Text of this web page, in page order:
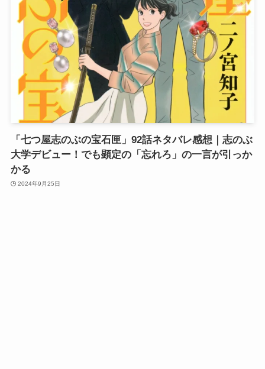
「七つ屋志のぶの宝石匣」92話ネタバレ感想｜志のぶ
大学デビュー！でも顕定の「忘れろ」の一言が引っか
かる
2024年9月25日